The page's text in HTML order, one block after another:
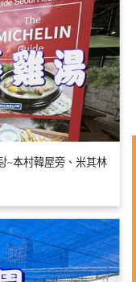
~本村韓屋旁、米其林